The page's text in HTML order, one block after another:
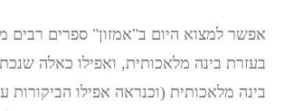
אפשר למצוא היום ב"אמזון" ספרים רבים
בעזרת בינה מלאכותית, ואפילו כאלה
בינה מלאכותית (וכנראה אפילו הביקורות